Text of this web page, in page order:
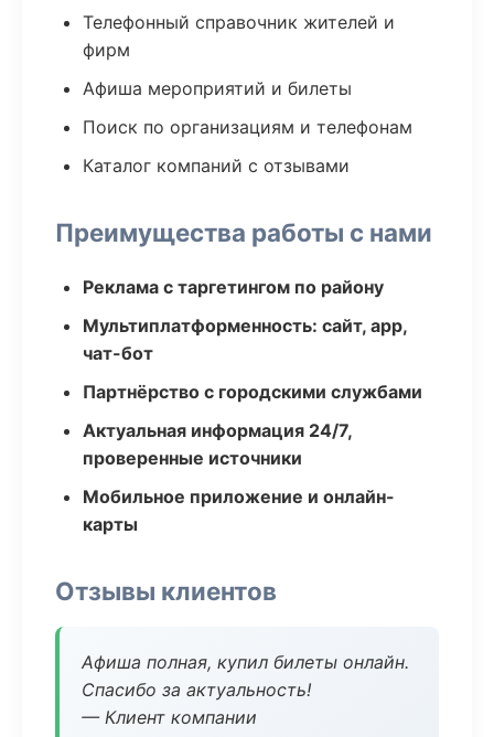
Телефонный справочник жителей и
фирм
Афиша мероприятий и билеты
Поиск по организациям и телефонам
Каталог компаний с отзывами
Преимущества работы с нами
Реклама с таргетингом по району
Мультиплатформенность: сайт, app,
чат-бот
Партнёрство с городскими службами
Актуальная информация 24/7,
проверенные источники
Мобильное приложение и онлайн-
карты
Отзывы клиентов
Афиша полная, купил билеты онлайн.
Спасибо за актуальность!
— Клиент компании